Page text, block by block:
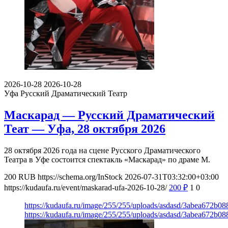
2026-10-28 2026-10-28
Уфа Русский Драматический Театр
Маскарад — Русский Драматический
Теат — Уфа, 28 октября 2026
28 октября 2026 года на сцене Русского Драматического
Театра в Уфе состоится спектакль «Маскарад» по драме М.
200 RUB https://schema.org/InStock 2026-07-31T03:32:00+03:00
https://kudaufa.ru/event/maskarad-ufa-2026-10-28/ 200 ₽ 1 0
https://kudaufa.ru/image/255/255/uploads/asdasd/
https://kudaufa.ru/image/255/255/uploads/asdasd/